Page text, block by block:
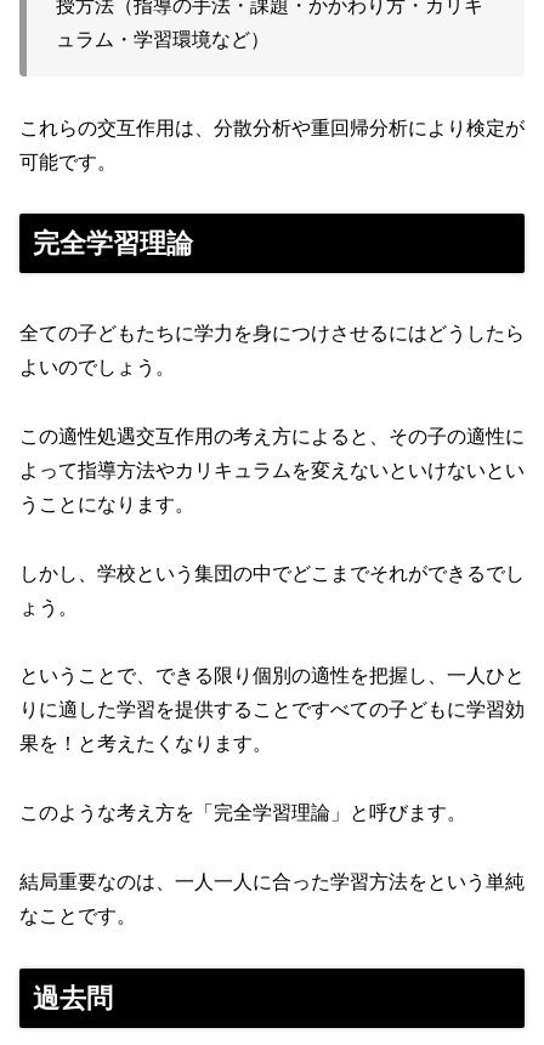
授方法（指導の手法・課題・かかわり方・カリキ
ュラム・学習環境など）
これらの交互作用は、分散分析や重回帰分析により検定が
可能です。
完全学習理論
全ての子どもたちに学力を身につけさせるにはどうしたら
よいのでしょう。
この適性処遇交互作用の考え方によると、その子の適性に
よって指導方法やカリキュラムを変えないといけないとい
うことになります。
しかし、学校という集団の中でどこまでそれができるでし
ょう。
ということで、できる限り個別の適性を把握し、一人ひと
りに適した学習を提供することですべての子どもに学習効
果を！と考えたくなります。
このような考え方を「完全学習理論」と呼びます。
結局重要なのは、一人一人に合った学習方法をという単純
なことです。
過去問